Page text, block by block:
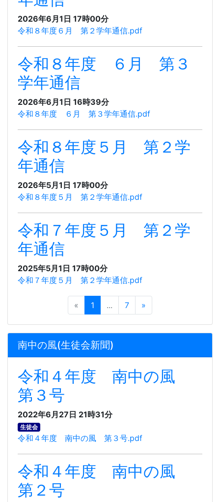
2026年6月1日 17時00分
令和８年度６月 第２学年通信.pdf
令和８年度 ６月 第３
学年通信
2026年6月1日 16時39分
令和８年度 ６月 第３学年通信.pdf
令和８年度５月 第２学
年通信
2026年5月1日 17時00分
令和８年度５月 第２学年通信.pdf
令和７年度５月 第２学
年通信
2025年5月1日 17時00分
令和７年度５月 第２学年通信.pdf
« 1 ... 7 »
南中の風(生徒会新聞)
令和４年度 南中の風
第３号
2022年6月27日 21時31分
生徒会
令和４年度 南中の風 第３号.pdf
令和４年度 南中の風
第２号